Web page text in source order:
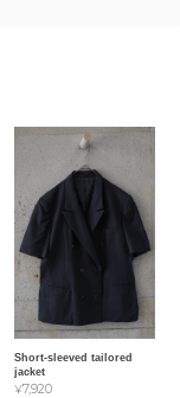
Short-sleeved tailored
jacket
¥7,920